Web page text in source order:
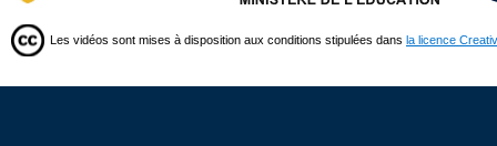
Les vidéos sont mises à disposition aux conditions stipulées dans la licence